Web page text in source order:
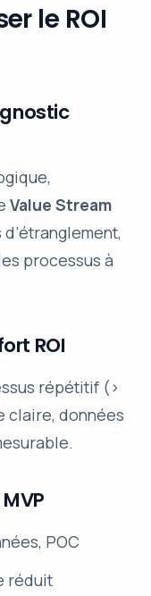
le ROI
Value Stream
processus à
ROI
répétitif (>
claire, données
POC
réduit